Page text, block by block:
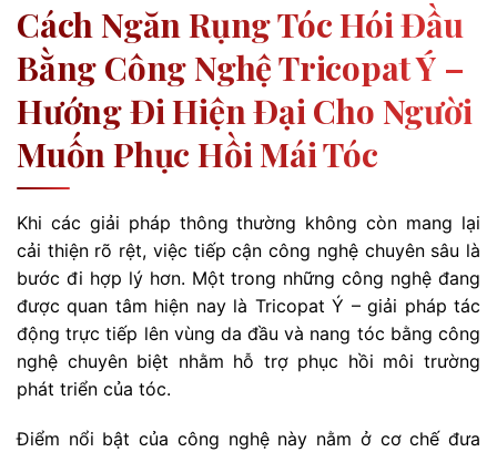
Cách Ngăn Rụng Tóc Hói Đầu
Bằng Công Nghệ Tricopat Ý –
Hướng Đi Hiện Đại Cho Người
Muốn Phục Hồi Mái Tóc
Khi các giải pháp thông thường không còn mang lại
cải thiện rõ rệt, việc tiếp cận công nghệ chuyên sâu là
bước đi hợp lý hơn. Một trong những công nghệ đang
được quan tâm hiện nay là Tricopat Ý – giải pháp tác
động trực tiếp lên vùng da đầu và nang tóc bằng công
nghệ chuyên biệt nhằm hỗ trợ phục hồi môi trường
phát triển của tóc.
Điểm nổi bật của công nghệ này nằm ở cơ chế đưa